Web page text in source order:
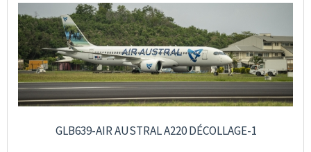
GLB639-AIR AUSTRAL A220 DÉCOLLAGE-1